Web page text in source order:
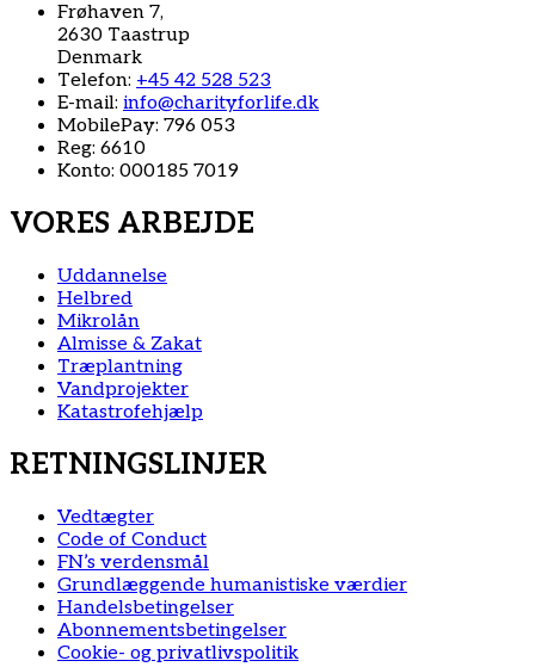
Frøhaven 7,
2630 Taastrup
Denmark
Telefon: +45 42 528 523
E-mail: info@charityforlife.dk
MobilePay: 796 053
Reg: 6610
Konto: 000185 7019
VORES ARBEJDE
Uddannelse
Helbred
Mikrolån
Almisse & Zakat
Træplantning
Vandprojekter
Katastrofehjælp
RETNINGSLINJER
Vedtægter
Code of Conduct
FN’s verdensmål
Grundlæggende humanistiske værdier
Handelsbetingelser
Abonnementsbetingelser
Cookie- og privatlivspolitik